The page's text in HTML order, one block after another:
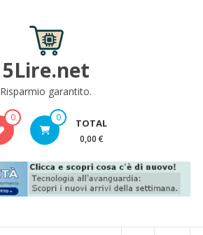
5Lire.net
Risparmio garantito.
0 0 TOTAL
0,00 €